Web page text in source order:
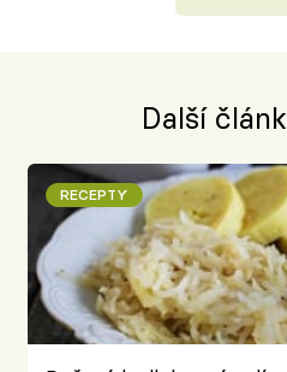
Další
RECEPTY